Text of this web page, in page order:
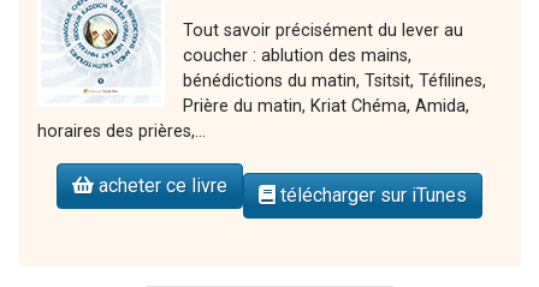
Tout savoir précisément du lever au
coucher : ablution des mains,
bénédictions du matin, Tsitsit, Téfilines,
Prière du matin, Kriat Chéma, Amida,
horaires des prières,...
acheter ce livre télécharger sur iTunes